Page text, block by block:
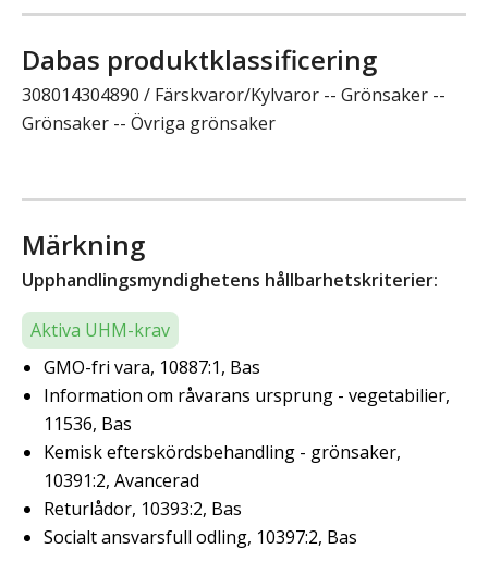
Dabas produktklassificering
308014304890 / Färskvaror/Kylvaror -- Grönsaker --
Grönsaker -- Övriga grönsaker
Märkning
Upphandlingsmyndighetens hållbarhetskriterier:
Aktiva UHM-krav
GMO-fri vara, 10887:1, Bas
Information om råvarans ursprung - vegetabilier,
11536, Bas
Kemisk efterskördsbehandling - grönsaker,
10391:2, Avancerad
Returlådor, 10393:2, Bas
Socialt ansvarsfull odling, 10397:2, Bas